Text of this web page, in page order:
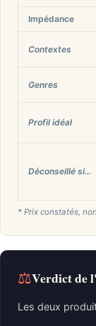
Impédance
Contextes
Genres
Profil idéal
Déconseillé si…
* Prix constatés,
⚖Verdict de
Les deux